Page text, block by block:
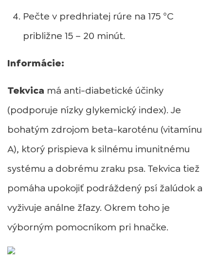
Pečte v predhriatej rúre na 175 °C
približne 15 – 20 minút.
Informácie:
Tekvica má anti-diabetické účinky
(podporuje nízky glykemický index). Je
bohatým zdrojom beta-karoténu (vitamínu
A), ktorý prispieva k silnému imunitnému
systému a dobrému zraku psa. Tekvica tiež
pomáha upokojiť podráždený psí žalúdok a
vyživuje análne žľazy. Okrem toho je
výborným pomocníkom pri hnačke.